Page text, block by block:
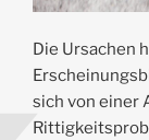
Die Ursachen
sich von einer